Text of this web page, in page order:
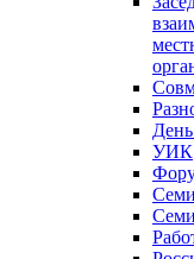
УИК